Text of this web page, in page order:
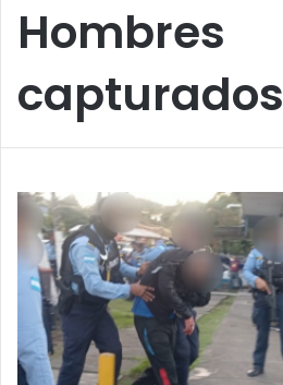
Hombres
capturados